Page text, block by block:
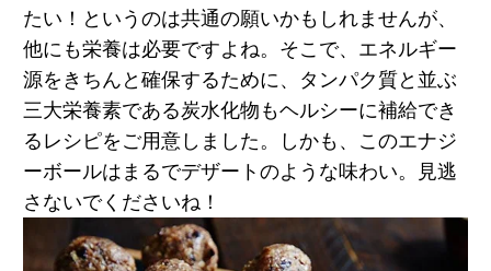
たい！というのは共通の願いかもしれませんが、
他にも栄養は必要ですよね。そこで、エネルギー
源をきちんと確保するために、タンパク質と並ぶ
三大栄養素である炭水化物もヘルシーに補給でき
るレシピをご用意しました。しかも、このエナジ
ーボールはまるでデザートのような味わい。見逃
さないでくださいね！